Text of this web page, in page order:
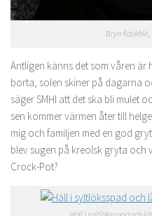
Bryn fläskfilé,
Äntligen känns det som våren är
borta, solen skiner på dagarna
säger SMHI att det ska bli mulet
sen kommer värmen åter till
mig och familjen med en god
blev sugen på kreolsk gryta
Crock-Pot?